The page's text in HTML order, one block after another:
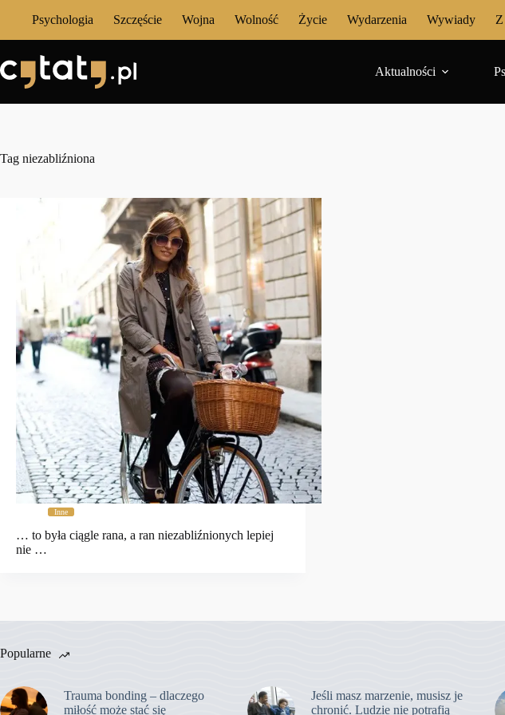
Psychologia Szczęście Wojna Wolność Życie Wydarzenia Wywiady
Aktualności
Tag niezabliźniona
Inne
… to była ciągle rana, a ran niezabliźnionych lepiej
nie …
Popularne
Trauma bonding – dlaczego
miłość może stać się
Jeśli masz marzenie, musisz je
chronić. Ludzie nie potrafią